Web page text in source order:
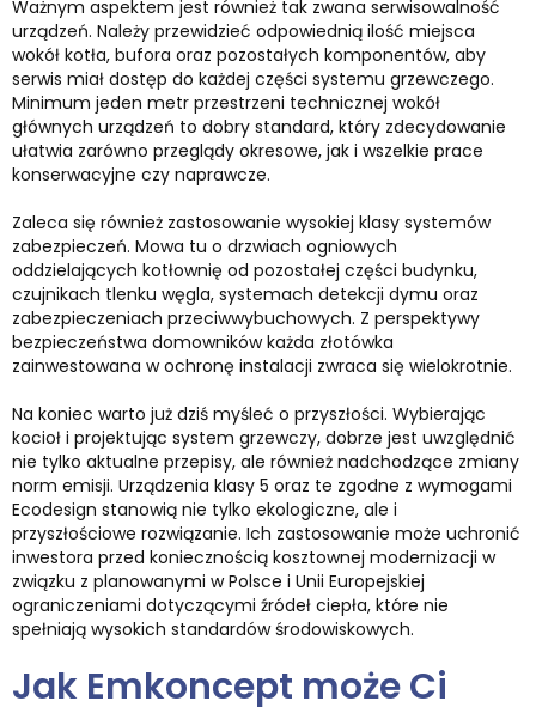
Ważnym aspektem jest również tak zwana serwisowalność
urządzeń. Należy przewidzieć odpowiednią ilość miejsca
wokół kotła, bufora oraz pozostałych komponentów, aby
serwis miał dostęp do każdej części systemu grzewczego.
Minimum jeden metr przestrzeni technicznej wokół
głównych urządzeń to dobry standard, który zdecydowanie
ułatwia zarówno przeglądy okresowe, jak i wszelkie prace
konserwacyjne czy naprawcze.
Zaleca się również zastosowanie wysokiej klasy systemów
zabezpieczeń. Mowa tu o drzwiach ogniowych
oddzielających kotłownię od pozostałej części budynku,
czujnikach tlenku węgla, systemach detekcji dymu oraz
zabezpieczeniach przeciwwybuchowych. Z perspektywy
bezpieczeństwa domowników każda złotówka
zainwestowana w ochronę instalacji zwraca się wielokrotnie.
Na koniec warto już dziś myśleć o przyszłości. Wybierając
kocioł i projektując system grzewczy, dobrze jest uwzględnić
nie tylko aktualne przepisy, ale również nadchodzące zmiany
norm emisji. Urządzenia klasy 5 oraz te zgodne z wymogami
Ecodesign stanowią nie tylko ekologiczne, ale i
przyszłościowe rozwiązanie. Ich zastosowanie może uchronić
inwestora przed koniecznością kosztownej modernizacji w
związku z planowanymi w Polsce i Unii Europejskiej
ograniczeniami dotyczącymi źródeł ciepła, które nie
spełniają wysokich standardów środowiskowych.
Jak Emkoncept może Ci